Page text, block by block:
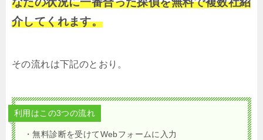
介してくれます。
その流れは下記のとおり。
利用はこの3つの流れ
・無料診断を受けてWebフォームに入力